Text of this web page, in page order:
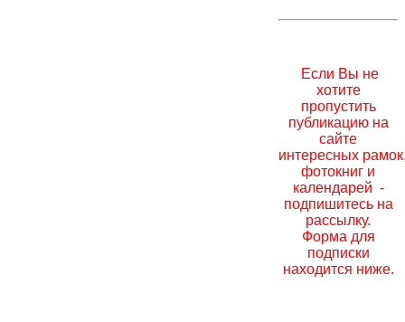
Если Вы не
хотите
пропустить
публикацию на
сайте
интересных
фотокниг и
календарей -
подпишитесь на
рассылку.
Форма для
подписки
находится ниже.